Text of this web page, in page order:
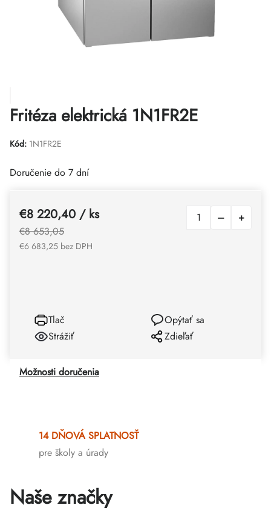
Fritéza elektrická 1N1FR2E
Kód: 1N1FR2E
Doručenie do 7 dní
Možnosti doručenia
€8 653,05
€8 220,40 / ks
€6 683,25 bez DPH
Tlač
Opýtať sa
Strážiť
Zdieľať
14 DŇOVÁ SPLATNOSŤ
pre školy a úrady
Naše značky